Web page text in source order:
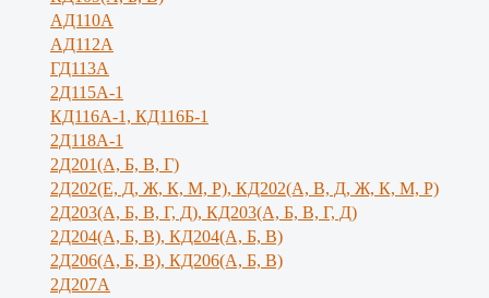
АД110А
АД112А
ГД113А
2Д115А-1
КД116А-1, КД116Б-1
2Д118А-1
2Д201(А, Б, В, Г)
2Д202(Е, Д, Ж, К, М, Р), КД202(А, В, Д, Ж, К, М, Р)
2Д203(А, Б, В, Г, Д), КД203(А, Б, В, Г, Д)
2Д204(А, Б, В), КД204(А, Б, В)
2Д206(А, Б, В), КД206(А, Б, В)
2Д207А